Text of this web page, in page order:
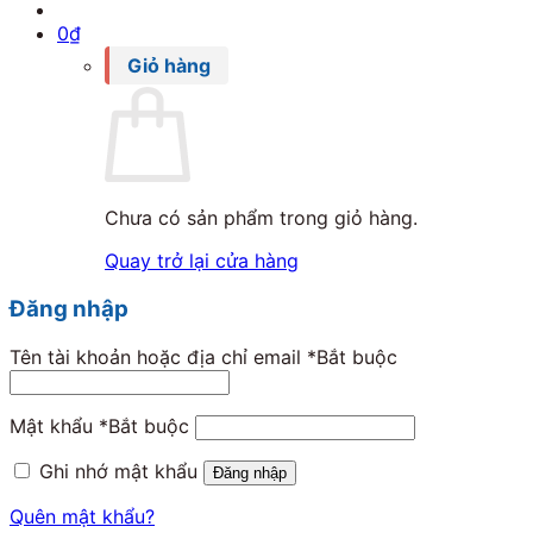
0₫
Giỏ hàng
Chưa có sản phẩm trong giỏ hàng.
Quay trở lại cửa hàng
Đăng nhập
Tên tài khoản hoặc địa chỉ email *Bắt buộc
Mật khẩu *Bắt buộc
Ghi nhớ mật khẩu
Đăng nhập
Quên mật khẩu?